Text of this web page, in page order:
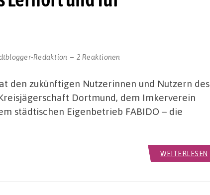
Redaktion 2 Reaktionen
den zukünftigen Nutzerinnen und Nutzern des
Dortmund, dem Imkerverein
städtischen Eigenbetrieb FABIDO – die
WEITERLESEN